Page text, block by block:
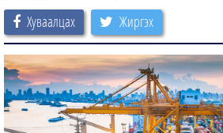
Хуваалцах Жиргэх